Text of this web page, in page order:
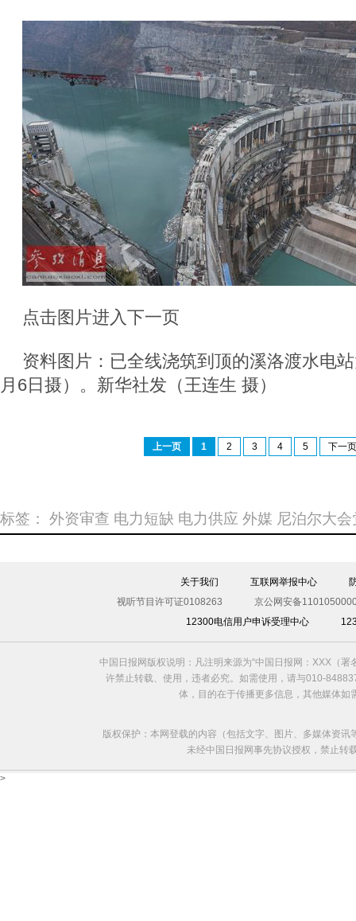
点击图片进入下一页
资料图片：已全线浇筑到顶的溪洛渡水电
月6日摄）。新华社发（王连生 摄）
上一页 1 2 3 4 5 下一页
标签： 外资审查 电力短缺 电力供应 外媒 尼泊尔大会
关于我们 互联网举报中心
视听节目许可证0108263
京公网安备
12300电信用户申诉受理中心
中国日报网版权说明：凡注明来源为“中国日报网：XXX（
许禁止转载、使用，违者必究。如需使用，请与010-
体，目的在于传播更多信息，其他媒体
版权保护：本网登载的内容（包括文字、图片、多媒体资
未经中国日报网事先协议授权，禁止转
>